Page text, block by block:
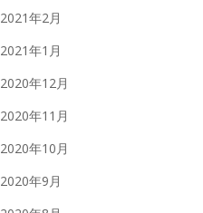
2021年2月
2021年1月
2020年12月
2020年11月
2020年10月
2020年9月